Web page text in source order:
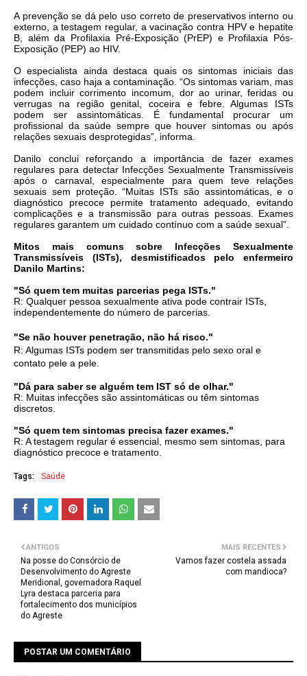
A prevenção se dá pelo uso correto de preservativos interno ou
externo, a testagem regular, a vacinação contra HPV e hepatite
B, além da Profilaxia Pré-Exposição (PrEP) e Profilaxia Pós-
Exposição (PEP) ao HIV.
O especialista ainda destaca quais os sintomas iniciais das
infecções, caso haja a contaminação. “Os sintomas variam, mas
podem incluir corrimento incomum, dor ao urinar, feridas ou
verrugas na região genital, coceira e febre. Algumas ISTs
podem ser assintomáticas. É fundamental procurar um
profissional da saúde sempre que houver sintomas ou após
relações sexuais desprotegidas”, informa.
Danilo conclui reforçando a importância de fazer exames
regulares para detectar Infecções Sexualmente Transmissíveis
após o carnaval, especialmente para quem teve relações
sexuais sem proteção. “Muitas ISTs são assintomáticas, e o
diagnóstico precoce permite tratamento adequado, evitando
complicações e a transmissão para outras pessoas. Exames
regulares garantem um cuidado contínuo com a saúde sexual”.
Mitos mais comuns sobre Infecções Sexualmente
Transmissíveis (ISTs), desmistificados pelo enfermeiro
Danilo Martins:
"Só quem tem muitas parcerias pega ISTs."
R: Qualquer pessoa sexualmente ativa pode contrair ISTs,
independentemente do número de parcerias.
"Se não houver penetração, não há risco."
R: Algumas ISTs podem ser transmitidas pelo sexo oral e
contato pele a pele.
"Dá para saber se alguém tem IST só de olhar."
R: Muitas infecções são assintomáticas ou têm sintomas
discretos.
"Só quem tem sintomas precisa fazer exames."
R: A testagem regular é essencial, mesmo sem sintomas, para
diagnóstico precoce e tratamento.
Tags: Saúde
MAIS RECENTES
Vamos fazer costela assada
com mandioca?
ANTIGOS
Na posse do Consórcio de
Desenvolvimento do Agreste
Meridional, governadora Raquel
Lyra destaca parceria para
fortalecimento dos municípios
do Agreste
POSTAR UM COMENTÁRIO